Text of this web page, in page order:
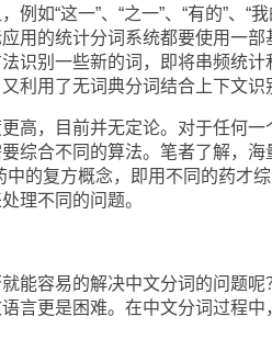
如“这一”、“之一”、“有的”、“
用的统计分词系统都要使用一
识别一些新的词，即将串频统
利用了无词典分词结合上下文识
，目前并无定论。对于任何一
综合不同的算法。笔者了解，海
中的复方概念，即用不同的药才
理不同的问题。
容易的解决中文分词的问题呢
言更是困难。在中文分词过程中